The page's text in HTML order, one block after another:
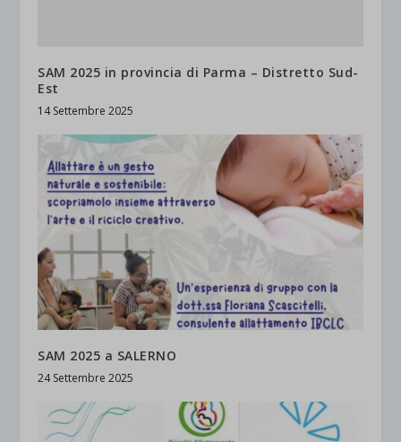
SAM 2025 in provincia di Parma – Distretto Sud-
Est
14 Settembre 2025
SAM 2025 a SALERNO
24 Settembre 2025